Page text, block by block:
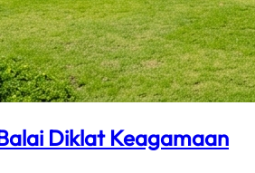
Diklat Keagamaan